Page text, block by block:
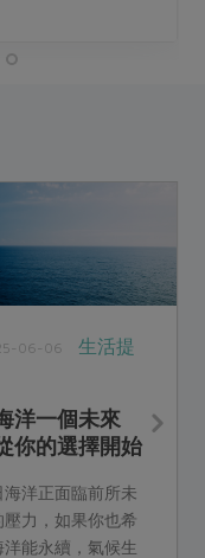
06-06
生活提
洋一個未來
你的選擇開始
海洋正面臨前所未
壓力，如果你也希
洋能永續，氣候生